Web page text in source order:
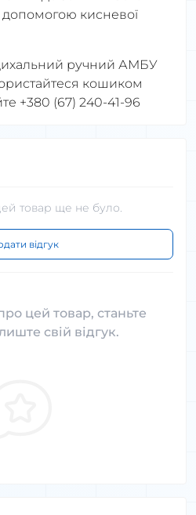
кисневої
ручний АМБУ
кошиком
+380 (67) 240-41-96
товар ще не було.
відгук
цей товар, станьте
свій відгук.